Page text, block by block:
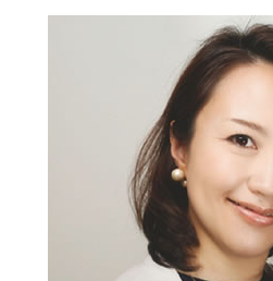
有限会社 事業承継
会社設立 税務署
株式会社 設立 必要書類
法人 税金 種類
会社設立 期間
会社設立 費用
還付申告 必要書類
所得税 いくらから
税理士 顧問料
決算 申告 期限
決算書 書き方
税務調査 個人
税務調査 サラリーマン
税理士 顧問
電子帳簿保存法 要件
会社設立 日進市 税理士
相続 三重県 税理士
相続 稲沢市 税理士
相続 岐阜県 相談
事業承継 岐阜県 相談
事業承継 日進市 税理士
会社設立 一宮市 相談
事業承継 稲沢市 税理士
事業承継 三重県 相談
事業承継 一宮市 相談